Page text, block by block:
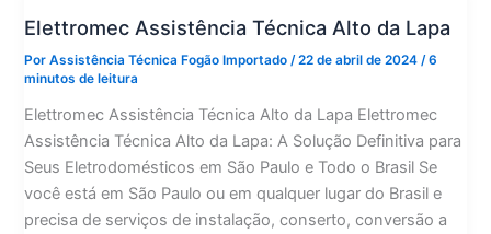
Elettromec Assistência Técnica Alto da Lapa
PorAssistência Técnica Fogão Importado/22 de abril de 2024/6
minutos de leitura
Elettromec Assistência Técnica Alto da Lapa Elettromec
Assistência Técnica Alto da Lapa: A Solução Definitiva para
Seus Eletrodomésticos em São Paulo e Todo o Brasil Se
você está em São Paulo ou em qualquer lugar do Brasil e
precisa de serviços de instalação, conserto, conversão a